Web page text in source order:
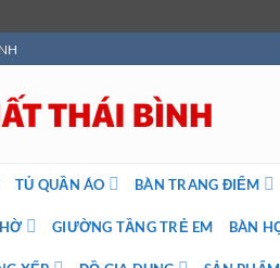
TỦ QUẦN ÁO BÀN TRANG ĐIỂM
GIƯỜNG TẦNG TRẺ EM BÀN